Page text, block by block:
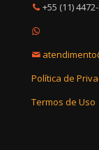
+55 (11)
Política de
Termos de Uso